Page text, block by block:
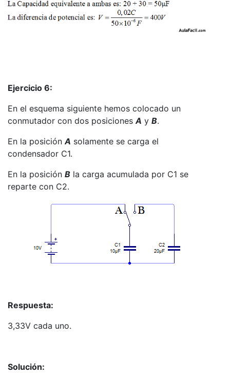
Ejercicio 6:
En el esquema siguiente hemos colocado un
conmutador con dos posiciones A y B.
En la posición A solamente se carga el
condensador C1.
En la posición B la carga acumulada por C1 se
reparte con C2.
Respuesta:
3,33V cada uno.
Solución: